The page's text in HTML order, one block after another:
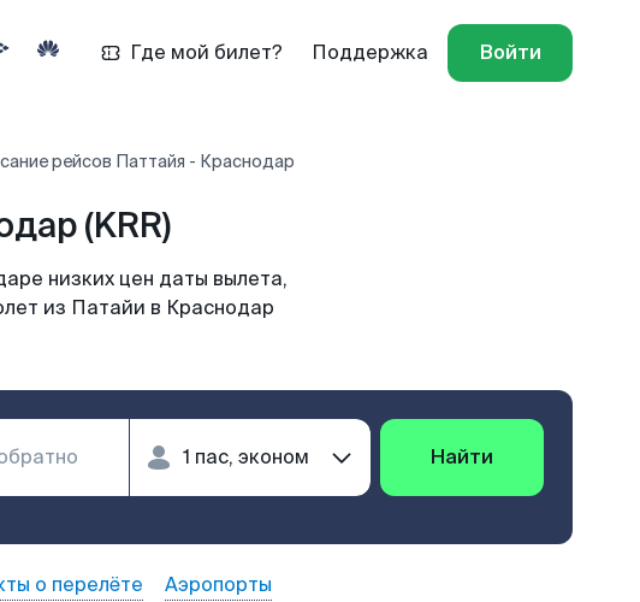
Где мой билет? Поддержка Войти
рейсов Паттайя - Краснодар
(KRR)
низких цен даты вылета,
из Патайи в Краснодар
Найти
о перелёте Аэропорты